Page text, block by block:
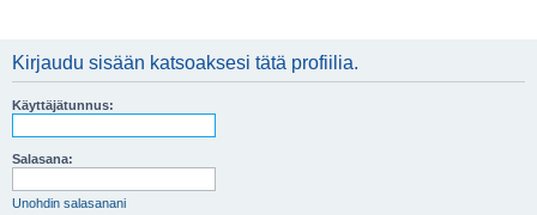
Kirjaudu sisään katsoaksesi tätä profiilia.
Käyttäjätunnus:
Salasana:
Unohdin salasanani